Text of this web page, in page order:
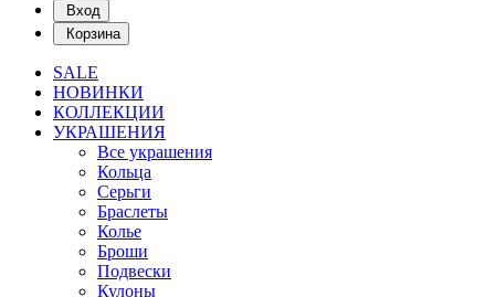
Вход
Корзина
SALE
НОВИНКИ
КОЛЛЕКЦИИ
УКРАШЕНИЯ
Все украшения
Кольца
Серьги
Браслеты
Колье
Броши
Подвески
Кулоны